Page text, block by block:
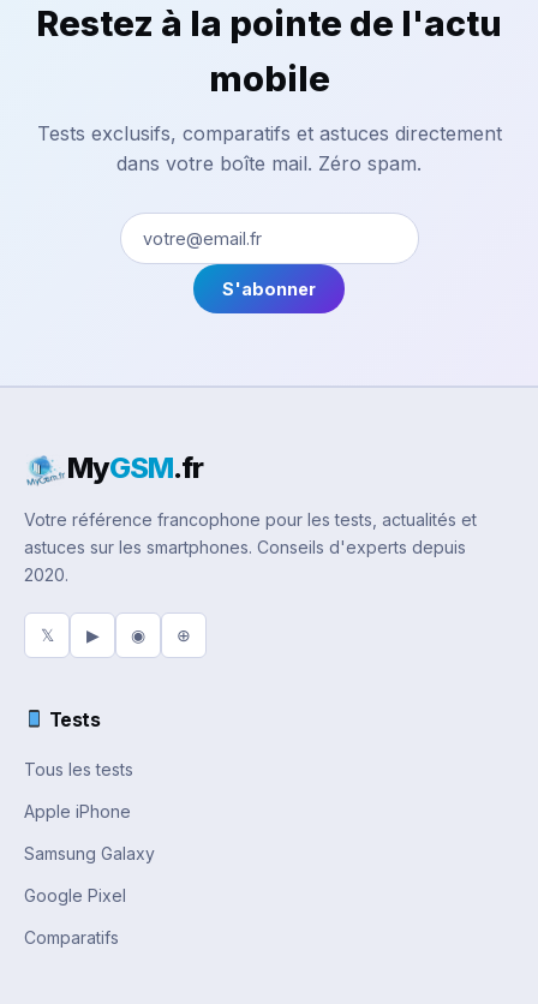
Restez à la pointe de l'actu
mobile
Tests exclusifs, comparatifs et astuces directement
dans votre boîte mail. Zéro spam.
S'abonner
MyGSM.fr
Votre référence francophone pour les tests, actualités et
astuces sur les smartphones. Conseils d'experts depuis
2020.
𝕏 ▶ ◉ ⊕
Tests
Tous les tests
Apple iPhone
Samsung Galaxy
Google Pixel
Comparatifs